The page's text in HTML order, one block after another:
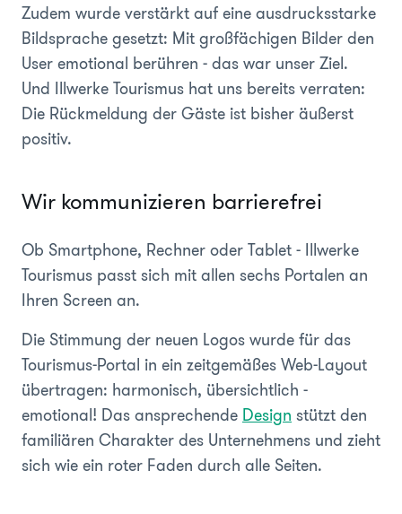
Zudem wurde verstärkt auf eine ausdrucksstarke
Bildsprache gesetzt: Mit großfächigen Bilder den
User emotional berühren - das war unser Ziel.
Und Illwerke Tourismus hat uns bereits verraten:
Die Rückmeldung der Gäste ist bisher äußerst
positiv.
Wir kommunizieren barrierefrei
Ob Smartphone, Rechner oder Tablet - Illwerke
Tourismus passt sich mit allen sechs Portalen an
Ihren Screen an.
Die Stimmung der neuen Logos wurde für das
Tourismus-Portal in ein zeitgemäßes Web-Layout
übertragen: harmonisch, übersichtlich -
emotional! Das ansprechende Design stützt den
familiären Charakter des Unternehmens und zieht
sich wie ein roter Faden durch alle Seiten.